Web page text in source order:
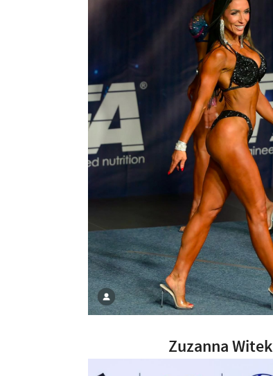
Zuzanna Witek